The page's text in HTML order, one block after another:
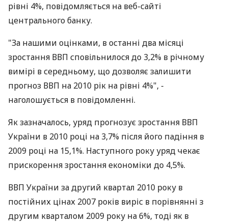
рівні 4%, повідомляється на веб-сайті
центрального банку.
"За нашими оцінками, в останні два місяці
зростання ВВП сповільнилося до 3,2% в річному
вимірі в середньому, що дозволяє залишити
прогноз ВВП на 2010 рік на рівні 4%", -
наголошується в повідомленні.
Як зазначалось, уряд прогнозує зростання ВВП
України в 2010 році на 3,7% після його падіння в
2009 році на 15,1%. Наступного року уряд чекає
прискорення зростання економіки до 4,5%.
ВВП України за другий квартал 2010 року в
постійних цінах 2007 років виріс в порівнянні з
другим кварталом 2009 року на 6%, тоді як в